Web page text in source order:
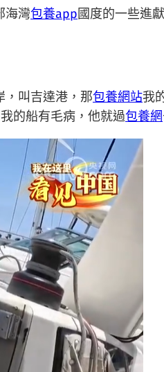
海灣包養app國度的一些進
，叫吉達港，那包養網站我
的船有毛病，他就過包養網